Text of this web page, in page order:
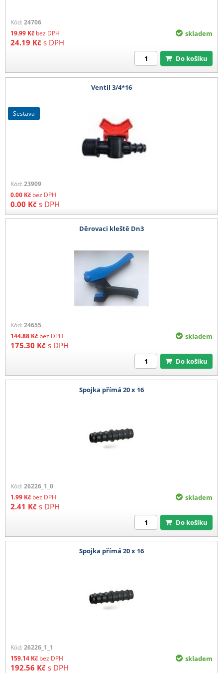
Kód: 24706
19.99 Kč bez DPH
24.19 Kč s DPH
skladem
Do košíku
Ventil 3/4*16
Kód: 23909
0.00 Kč bez DPH
0.00 Kč s DPH
sestava
Děrovaci kleště Dn3
Kód: 24655
144.88 Kč bez DPH
175.30 Kč s DPH
skladem
Do košíku
Spojka přímá 20 x 16
Kód: 26226_1_0
1.99 Kč bez DPH
2.41 Kč s DPH
skladem
Do košíku
Spojka přímá 20 x 16
Kód: 26226_1_1
159.14 Kč bez DPH
192.56 Kč s DPH
skladem